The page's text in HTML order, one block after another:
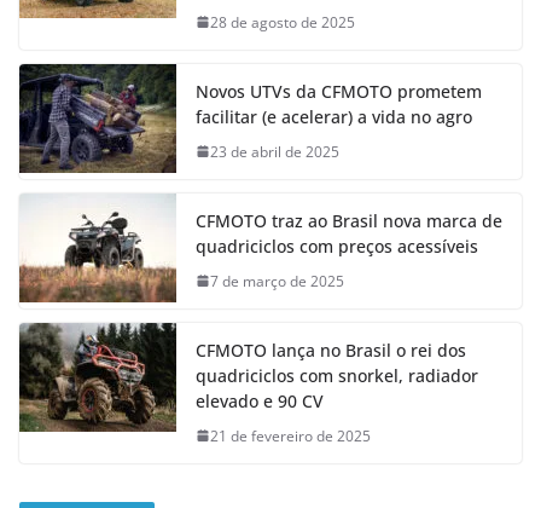
28 de agosto de 2025
Novos UTVs da CFMOTO prometem
facilitar (e acelerar) a vida no agro
23 de abril de 2025
CFMOTO traz ao Brasil nova marca de
quadriciclos com preços acessíveis
7 de março de 2025
CFMOTO lança no Brasil o rei dos
quadriciclos com snorkel, radiador
elevado e 90 CV
21 de fevereiro de 2025